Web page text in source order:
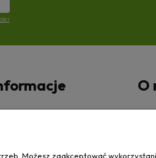
O
Możesz zaakceptować